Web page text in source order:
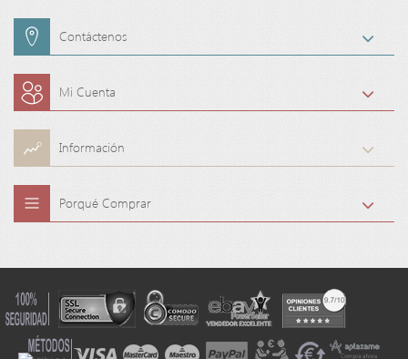
Contáctenos
Mi Cuenta
Información
Porqué Comprar